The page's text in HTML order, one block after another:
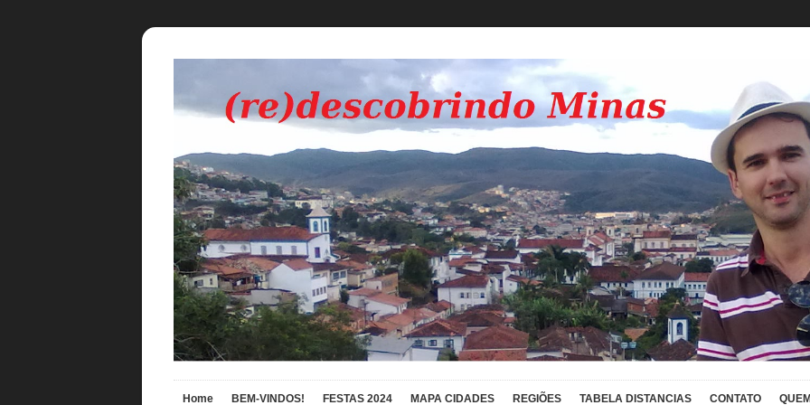
Home BEM-VINDOS! FESTAS 2024 MAPA CIDADES REGIÕES TABELA DISTANCIAS CONTATO